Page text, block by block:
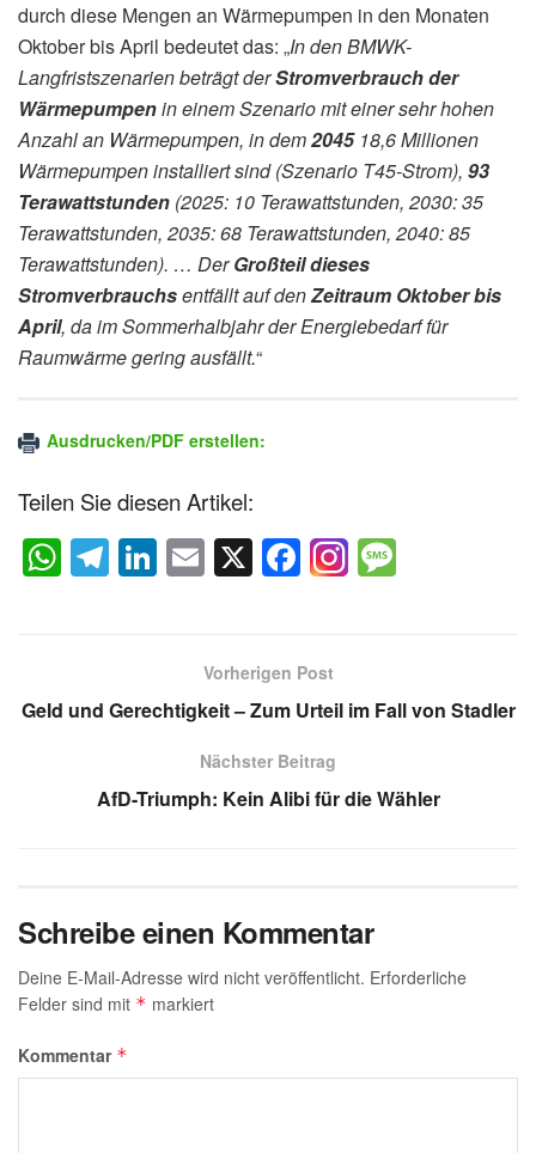
durch diese Mengen an Wärmepumpen in den Monaten
Oktober bis April bedeutet das: „In den BMWK-
Langfristszenarien beträgt derStromverbrauch der
Wärmepumpenin einem Szenario mit einer sehr hohen
Anzahl an Wärmepumpen, in dem204518,6 Millionen
Wärmepumpen installiert sind (Szenario T45-Strom), 93
Terawattstunden (2025: 10 Terawattstunden, 2030: 35
Terawattstunden, 2035: 68 Terawattstunden, 2040: 85
Terawattstunden). … DerGroßteil dieses
Stromverbrauchsentfällt auf denZeitraum Oktober bis
April, da im Sommerhalbjahr der Energiebedarf für
Raumwärme gering ausfällt.“
Ausdrucken/PDF erstellen:
Teilen Sie diesen Artikel:
W
A
T
a
Li
dI
E X F
e
b
o
o
g
Vorherigen Post
Geld und Gerechtigkeit – Zum Urteil im Fall von Stadler
Nächster Beitrag
AfD-Triumph: Kein Alibi für die Wähler
Schreibe einen Kommentar
Deine E-Mail-Adresse wird nicht veröffentlicht. Erforderliche
Felder sind mit * markiert
Kommentar *